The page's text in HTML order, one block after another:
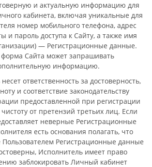
и актуальную информацию для
кабинета, включая уникальные для
номер мобильного телефона, адрес
и пароль доступа к Сайту, а также имя
— Регистрационные данные.
форма Сайта может запрашивать
информацию.
ответственность за достоверность,
и соответствие законодательству
предоставленной при регистрации
от претензий третьих лиц. Если
неверные Регистрационные
есть основания полагать, что
Регистрационные данные
Исполнитель имеет право
заблокировать Личный кабинет